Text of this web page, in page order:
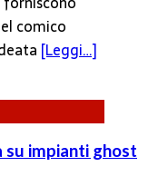
comico
[Leggi…]
su impianti ghost